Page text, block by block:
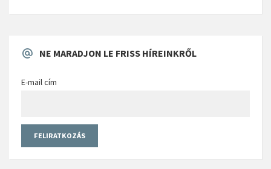
NE MARADJON LE FRISS HÍREINKRŐL
E-mail cím